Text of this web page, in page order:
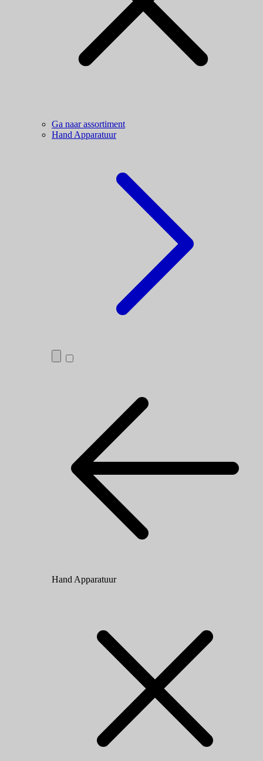
Ga naar assortiment
Hand Apparatuur
Hand Apparatuur